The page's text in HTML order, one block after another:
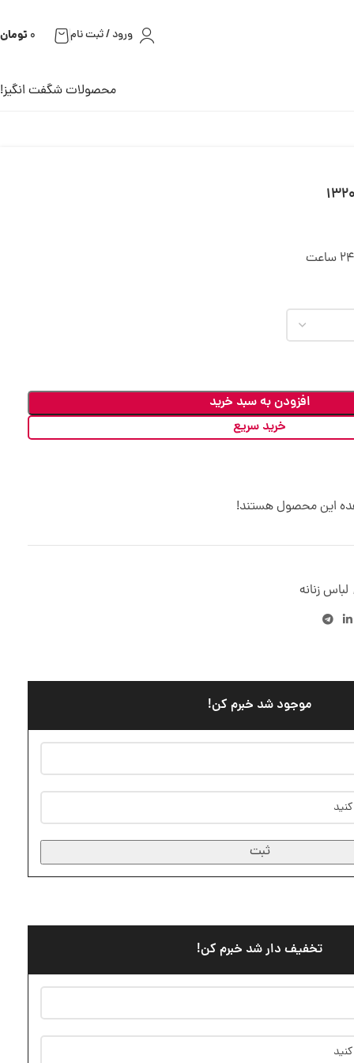
ورود / ثبت نام 0تومان
محصولات شگفت انگیز!
افزودن به سبد خرید
خرید سریع
این محصول هستند!
لباس زنانه
موجود شد خبرم کن!
ثبت
تخفیف دار شد خبرم کن!